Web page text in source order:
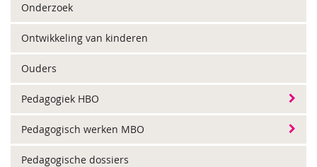
Onderzoek
Ontwikkeling van kinderen
Ouders
Pedagogiek HBO
Pedagogisch werken MBO
Pedagogische dossiers